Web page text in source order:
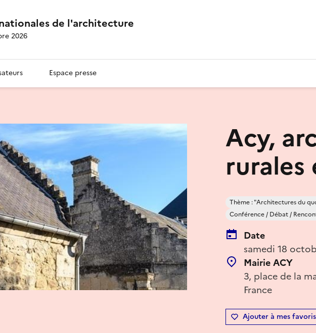
de l'architecture
2026
Espace presse
Acy,
rurales
Thème : "Architectures du
Conférence / Débat /
Date
samedi 18
Mairie ACY
3, place de la
France
Ajouter à mes favoris